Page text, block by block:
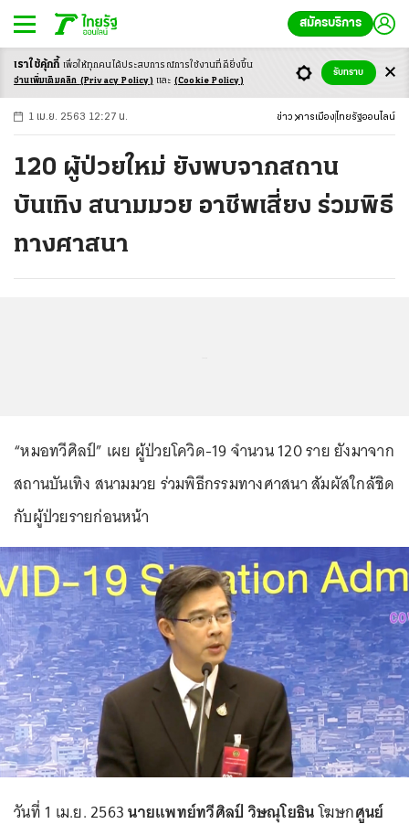
สมัครบริการ
-ก ก ก+
1 เม.ย. 2563 12:27 น. ข่าว การเมือง ไทยรัฐออนไลน์
120 ผู้ป่วยใหม่ ยังพบจากสถาน
บันเทิง สนามมวย อาชีพเสี่ยง ร่วมพิธี
ทางศาสนา
“หมอทวีศิลป์” เผย ผู้ป่วยโควิด-19 จำนวน 120 ราย ยังมาจาก
สถานบันเทิง สนามมวย ร่วมพิธีกรรมทางศาสนา สัมผัสใกล้ชิด
กับผู้ป่วยรายก่อนหน้า
วันที่ 1 เม.ย. 2563นายแพทย์ทวีศิลป์ วิษณุโยธินโฆษกศูนย์
เราใช้คุ้กกี้ เพื่อให้ทุกคนได้ประสบการณ์การใช้งานที่ดียิ่งขึ้น
อ่านเพิ่มเติมคลิก (Privacy Policy) และ (Cookie Policy)
รับทราบ